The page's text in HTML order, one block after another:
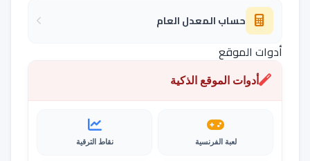
حساب المعدل العام
أدوات الموقع
أدوات الموقع الذكية
لعبة الفرنسية نقاط الترقية